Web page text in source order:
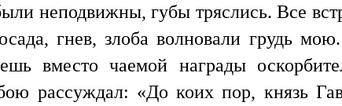
неподвижны, губы тряслись. Все
гнев, злоба волновали грудь
вместо чаемой награды
рассуждал: «До коих пор, князь